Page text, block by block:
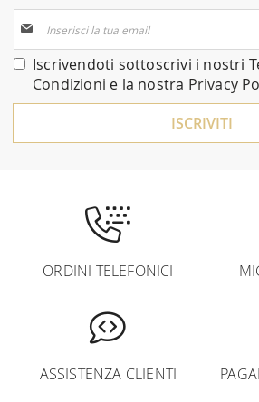
alla
nostra
Newsletter:
Iscrivendoti sottoscrivi i nostri
Condizioni e la nostra Privacy
ISCRIVITI
ORDINI TELEFONICI
ASSISTENZA CLIENTI